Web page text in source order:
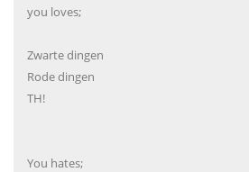
you loves;
Zwarte dingen
Rode dingen
TH!
You hates;